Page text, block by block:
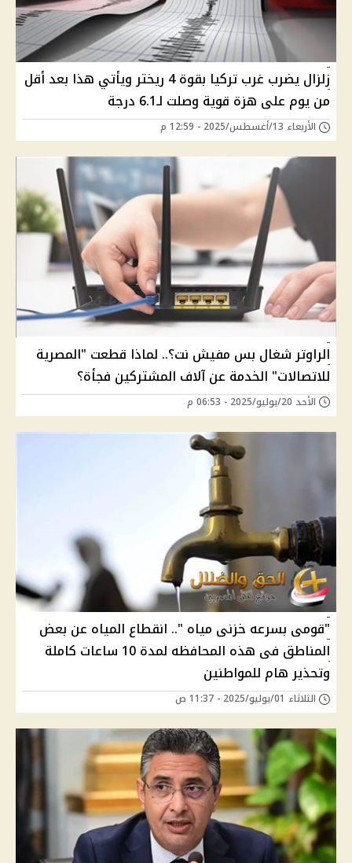
زلزال يضرب غرب تركيا بقوة 4 ريختر ويأتي هذا بعد أقل
من يوم على هزة قوية وصلت لـ6.1 درجة
الأربعاء 13/أغسطس/2025 - 12:59 م
الراوتر شغال بس مفيش نت؟.. لماذا قطعت "المصرية
للاتصالات" الخدمة عن آلاف المشتركين فجأة؟
الأحد 20/يوليو/2025 - 06:53 م
"قومى بسرعه خزنى مياه ".. انقطاع المياه عن بعض
المناطق فى هذه المحافظه لمدة 10 ساعات كاملة
وتحذير هام للمواطنين
الثلاثاء 01/يوليو/2025 - 11:37 ص